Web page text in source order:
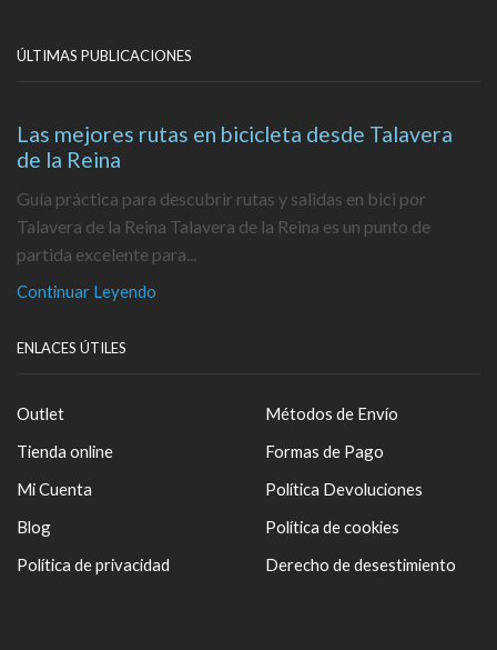
ÚLTIMAS PUBLICACIONES
Las mejores rutas en bicicleta desde Talavera
de la Reina
Guía práctica para descubrir rutas y salidas en bici por
Talavera de la Reina Talavera de la Reina es un punto de
partida excelente para...
Continuar Leyendo
ENLACES ÚTILES
Outlet
Tienda online
Mi Cuenta
Blog
Política de privacidad
Métodos de Envío
Formas de Pago
Política Devoluciones
Política de cookies
Derecho de desestimiento